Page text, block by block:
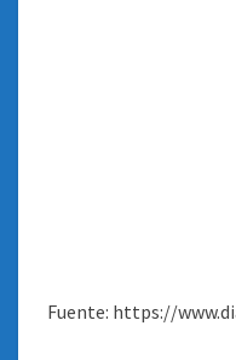
Fuente: https://